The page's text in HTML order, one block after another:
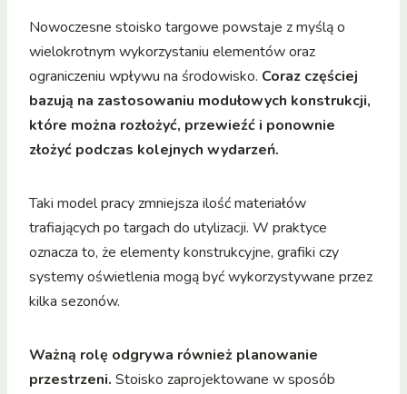
Nowoczesne stoisko targowe powstaje z myślą o
wielokrotnym wykorzystaniu elementów oraz
ograniczeniu wpływu na środowisko. Coraz częściej
bazują na zastosowaniu modułowych konstrukcji,
które można rozłożyć, przewieźć i ponownie
złożyć podczas kolejnych wydarzeń.
Taki model pracy zmniejsza ilość materiałów
trafiających po targach do utylizacji. W praktyce
oznacza to, że elementy konstrukcyjne, grafiki czy
systemy oświetlenia mogą być wykorzystywane przez
kilka sezonów.
Ważną rolę odgrywa również planowanie
przestrzeni. Stoisko zaprojektowane w sposób